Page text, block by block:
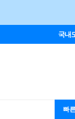
국내
빠